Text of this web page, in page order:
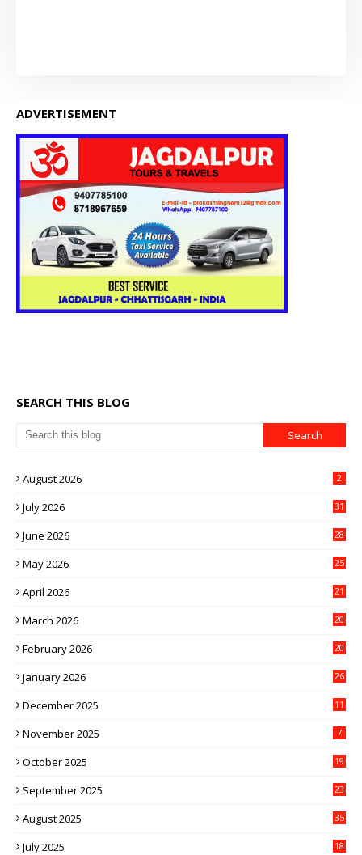
ADVERTISEMENT
SEARCH THIS BLOG
August 2026 2
July 2026 31
June 2026 28
May 2026 25
April 2026 21
March 2026 20
February 2026 20
January 2026 26
December 2025 11
November 2025 7
October 2025 19
September 2025 23
August 2025 35
July 2025 18